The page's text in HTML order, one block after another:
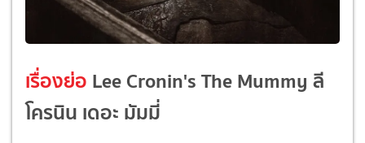
เรื่องย่อ Lee Cronin's The Mummy ลี
โครนิน เดอะ มัมมี่